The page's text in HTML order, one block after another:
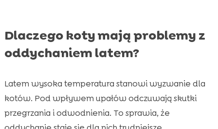
Dlaczego koty mają problemy z
oddychaniem latem?
Latem wysoka temperatura stanowi wyzwanie dla
kotów. Pod wpływem upałów odczuwają skutki
przegrzania i odwodnienia. To sprawia, że